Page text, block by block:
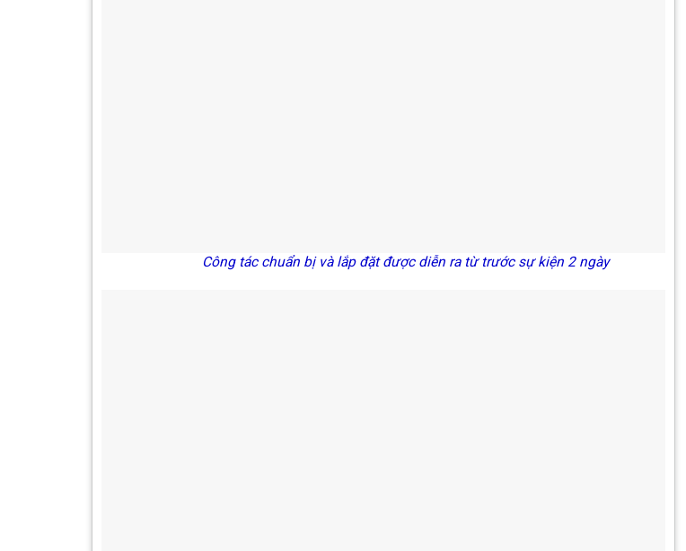
Công tác chuẩn bị và lắp đặt được diễn ra từ trước sự kiện 2 ngày